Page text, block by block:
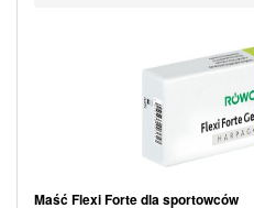
Maść Flexi Forte dla sportowców